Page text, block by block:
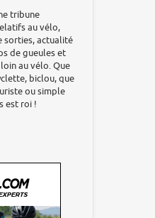
tribune
au vélo,
sorties, actualité
de gueules et
au vélo. Que
biclou, que
ou simple
est roi !